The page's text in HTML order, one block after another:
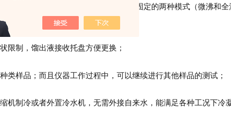
，最小调节范围低至1%，比起市场上固定的两种模式（微沸和
沸；
限制，馏出液接收托盘方便更换；
类样品；而且仪器工作过程中，可以继续进行其他样品的测试；
机制冷或者外置冷水机，无需外接自来水，能满足各种工况下冷